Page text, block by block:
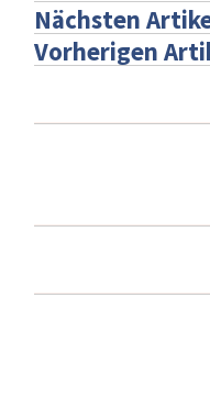
Nächsten
Vorherigen